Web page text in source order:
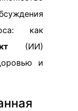
как
(ИИ)
и